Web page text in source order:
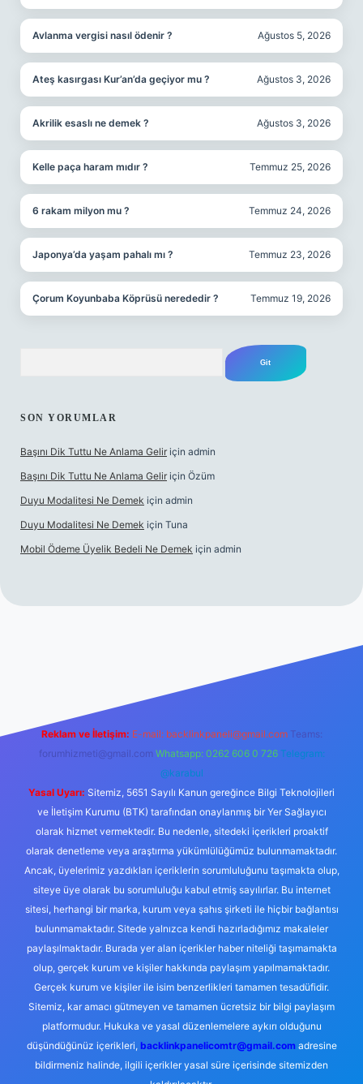
Avlanma vergisi nasıl ödenir ? Ağustos 5, 2026
Ateş kasırgası Kur’an’da geçiyor mu ? Ağustos 3, 2026
Akrilik esaslı ne demek ? Ağustos 3, 2026
Kelle paça haram mıdır ? Temmuz 25, 2026
6 rakam milyon mu ? Temmuz 24, 2026
Japonya’da yaşam pahalı mı ? Temmuz 23, 2026
Çorum Koyunbaba Köprüsü nerededir ? Temmuz 19, 2026
SON YORUMLAR
Başını Dik Tuttu Ne Anlama Gelir için admin
Başını Dik Tuttu Ne Anlama Gelir için Özüm
Duyu Modalitesi Ne Demek için admin
Duyu Modalitesi Ne Demek için Tuna
Mobil Ödeme Üyelik Bedeli Ne Demek için admin
Reklam ve İletişim: E-mail: backlinkpaneli@gmail.com Teams:
forumhizmeti@gmail.com Whatsapp: 0262 606 0 726 Telegram:
@karabul
Yasal Uyarı: Sitemiz, 5651 Sayılı Kanun gereğince Bilgi Teknolojileri
ve İletişim Kurumu (BTK) tarafından onaylanmış bir Yer Sağlayıcı
olarak hizmet vermektedir. Bu nedenle, sitedeki içerikleri proaktif
olarak denetleme veya araştırma yükümlülüğümüz bulunmamaktadır.
Ancak, üyelerimiz yazdıkları içeriklerin sorumluluğunu taşımakta olup,
siteye üye olarak bu sorumluluğu kabul etmiş sayılırlar. Bu internet
sitesi, herhangi bir marka, kurum veya şahıs şirketi ile hiçbir bağlantısı
bulunmamaktadır. Sitede yalnızca kendi hazırladığımız makaleler
paylaşılmaktadır. Burada yer alan içerikler haber niteliği taşımamakta
olup, gerçek kurum ve kişiler hakkında paylaşım yapılmamaktadır.
Gerçek kurum ve kişiler ile isim benzerlikleri tamamen tesadüfidir.
Sitemiz, kar amacı gütmeyen ve tamamen ücretsiz bir bilgi paylaşım
platformudur. Hukuka ve yasal düzenlemelere aykırı olduğunu
düşündüğünüz içerikleri, backlinkpanelicomtr@gmail.comadresine
bildirmeniz halinde, ilgili içerikler yasal süre içerisinde sitemizden